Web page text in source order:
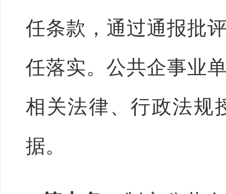
任条款，通过通报批
任落实。公共企事业
相关法律、行政法规
据。